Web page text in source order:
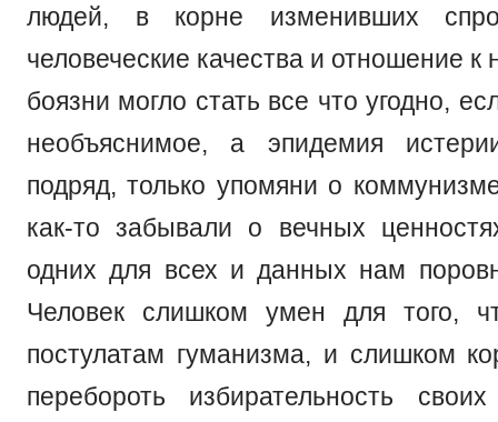
людей, в корне изменивших
человеческие качества и отношение
боязни могло стать все что угодно,
необъяснимое, а эпидемия
подряд, только упомяни о
как-то забывали о вечных
одних для всех и данных нам
Человек слишком умен для того,
постулатам гуманизма, и слишком
перебороть избирательность